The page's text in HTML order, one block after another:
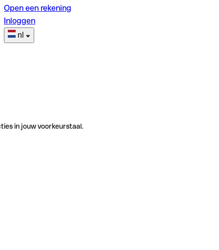
Open een rekening
Inloggen
nl
in jouw voorkeurstaal.